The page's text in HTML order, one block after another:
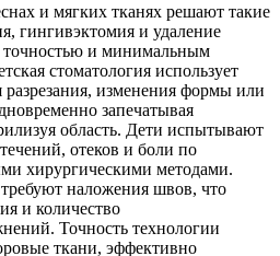
и мягких тканях решают такие
гингивэктомия и удаление
и минимальным
стоматология использует
изменения формы или
запечатывая
область. Дети испытывают
отеков и боли по
хирургическими методами.
наложения швов, что
и количество
Точность технологии
ткани, эффективно